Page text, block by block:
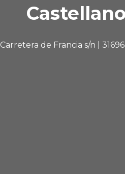
Castellano
Carretera de Francia s/n |